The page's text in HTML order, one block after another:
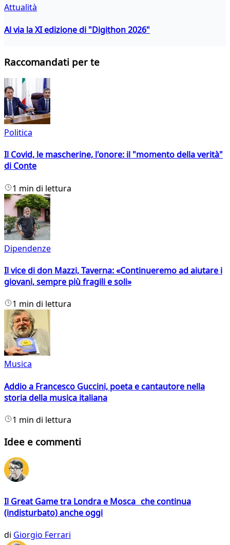
Attualità
Al via la XI edizione di "Digithon 2026"
Raccomandati per te
Politica
Il Covid, le mascherine, l'onore: il "momento della verità"
di Conte
1 min di lettura
Dipendenze
Il vice di don Mazzi, Taverna: «Continueremo ad aiutare i
giovani, sempre più fragili e soli»
1 min di lettura
Musica
Addio a Francesco Guccini, poeta e cantautore nella
storia della musica italiana
1 min di lettura
Idee e commenti
Il Great Game tra Londra e Mosca che continua
(indisturbato) anche oggi
di Giorgio Ferrari